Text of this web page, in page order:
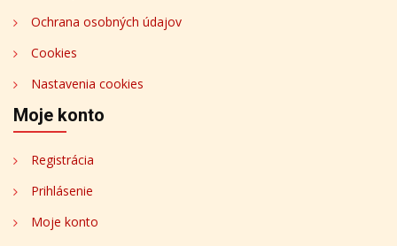
Ochrana osobných údajov
Cookies
Nastavenia cookies
Moje konto
Registrácia
Prihlásenie
Moje konto